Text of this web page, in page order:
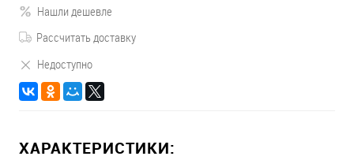
Нашли дешевле
Рассчитать доставку
Недоступно
ХАРАКТЕРИСТИКИ: